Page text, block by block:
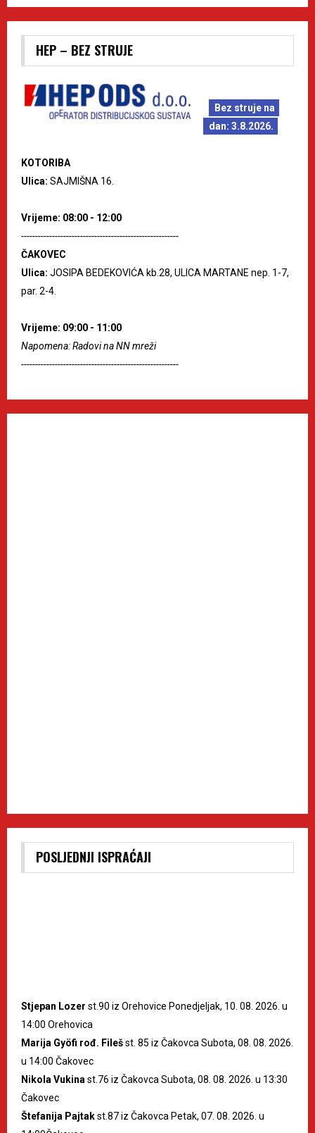
HEP – BEZ STRUJE
Bez struje na
dan: 3.8.2026.
KOTORIBA
Ulica: SAJMIŠNA 16.
Vrijeme: 08:00 - 12:00
--------------------------------------------------------
ČAKOVEC
Ulica: JOSIPA BEDEKOVIĆA kb.28, ULICA MARTANE nep. 1-7,
par. 2-4.
Vrijeme: 09:00 - 11:00
Napomena: Radovi na NN mreži
--------------------------------------------------------
POSLJEDNJI ISPRAĆAJI
Stjepan Lozer st.90 iz Orehovice Ponedjeljak, 10. 08. 2026. u
14:00 Orehovica
Marija Gyöfi rođ. Filešst. 85 iz Čakovca Subota, 08. 08. 2026.
u 14:00 Čakovec
Nikola Vukina st.76 iz Čakovca Subota, 08. 08. 2026. u 13:30
Čakovec
Štefanija Pajtakst.87 iz Čakovca Petak, 07. 08. 2026. u